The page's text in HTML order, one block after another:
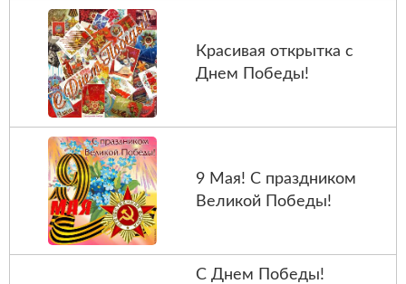
Красивая открытка с
Днем Победы!
9 Мая! С праздником
Великой Победы!
С Днем Победы!